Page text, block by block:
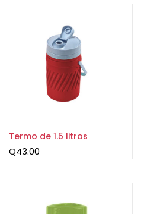
Termo de 1.5 litros
Q43.00